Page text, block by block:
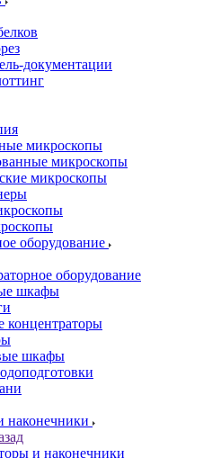
документации
микроскопы
микроскопы
микроскопы
оборудование
оборудование
шкафы
концентраторы
шкафы
наконечники
и наконечники